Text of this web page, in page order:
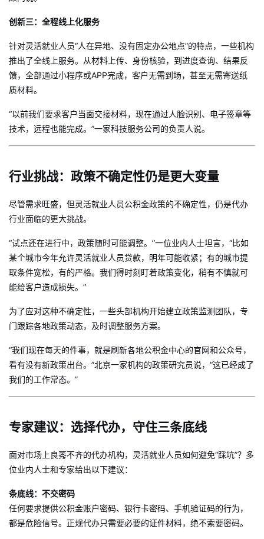
创新三：全程线上化服务
针对灵活就业人员“人在异地、没有固定办公地点”的特点，一些机构
推出了全线上服务。从材料上传、身份核验，到进度查询、结果反
馈，全部通过小程序或APP完成，客户无需到场，甚至无需寄送纸
质材料。
“以前我们要求客户当面交接材料，现在通过人脸识别、电子签章等
技术，远程也能完成。”一家科技服务公司的负责人说。
行业挑战：政策不确定性仍是更大变量
尽管需求旺盛，但灵活就业人员公积金政策的不确定性，仍是代办
行业面临的更大挑战。
“试点还在进行中，政策随时可能调整。”一位业内人士坦言，“比如
某个城市今年允许灵活就业人员贷款，明年可能收紧；有的城市提
取条件宽松，有的严格。我们得时刻盯着政策变化，稍有不慎就可
能给客户造成损失。”
为了应对这种不确定性，一些头部机构开始建立政策监测团队，专
门跟踪各地政策动态，及时调整服务方案。
“我们现在每天的件事，就是刷新各地公积金中心的官网和公众号，
看有没有新政策出台。”北京一家机构的政策研究员说，“这已经成了
我们的工作常态。”
专家建议：选择代办，守住三条底线
面对市场上良莠不齐的代办机构，灵活就业人员如何避免“踩坑”？多
位业内人士和专家给出以下建议：
条底线：不交密码
任何要求提供公积金账户密码、银行卡密码、手机验证码的行为，
都是危险信号。正规代办只需要必要的证件材料，绝不索要密码。